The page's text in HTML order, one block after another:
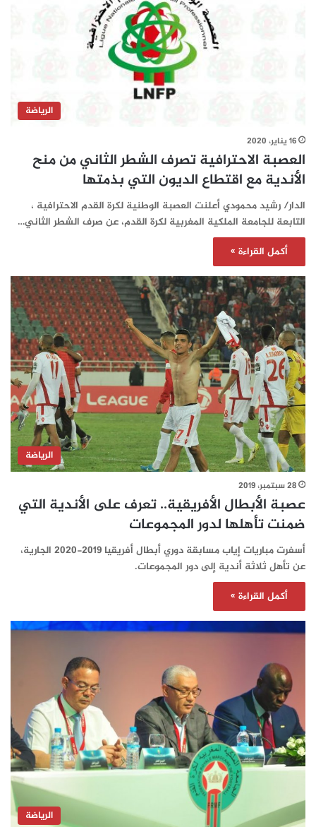
الرياضة
16 يناير، 2020
العصبة الاحترافية تصرف الشطر الثاني من منح
الأندية مع اقتطاع الديون التي بذمتها
الدار/ رشيد محمودي أعلنت العصبة الوطنية لكرة القدم الاحترافية ،
التابعة للجامعة الملكية المغربية لكرة القدم، عن صرف الشطر الثاني…
أكمل القراءة »
الرياضة
28 سبتمبر، 2019
عصبة الأبطال الأفريقية.. تعرف على الأندية التي
ضمنت تأهلها لدور المجموعات
أسفرت مباريات إياب مسابقة دوري أبطال أفريقيا 2019-2020 الجارية،
عن تأهل ثلاثة أندية إلى دور المجموعات.
أكمل القراءة »
الرياضة